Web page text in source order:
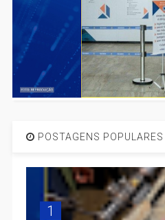
POSTAGENS POPULARES
1